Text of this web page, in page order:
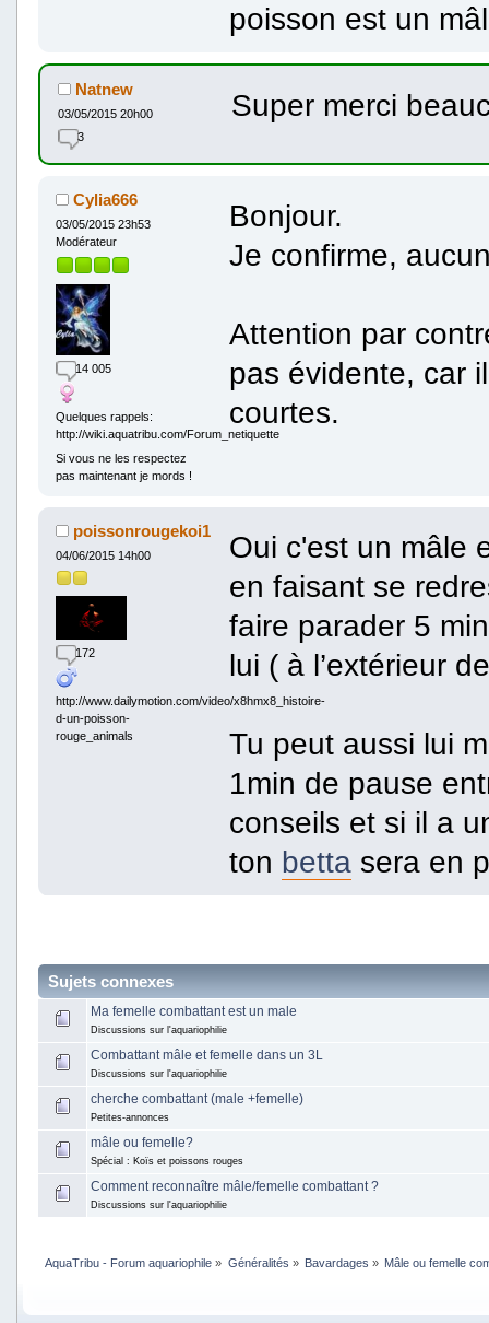
poisson est un
Natnew
03/05/2015 20h00
3
Super merci
Cylia666
03/05/2015 23h53
Modérateur
14 005
Quelques rappels:
http://wiki.aquatribu.com/Forum_netiquette
Si vous ne les respectez
pas maintenant je mords !
Bonjour.
Je confirme,
Attention par
pas évidente, car
courtes.
poissonrougekoi1
04/06/2015 14h00
172
http://www.dailymotion.com/video/x8hmx8_histoire-
d-un-poisson-
rouge_animals
Oui c'est un mâle
en faisant se
faire parader 5
lui ( à l’extérieur
Tu peut aussi lui
1min de pause
conseils et si il a
ton bettasera en
Sujets connexes
Ma femelle combattant est un male
Discussions sur l'aquariophilie
Combattant mâle et femelle dans un 3L
Discussions sur l'aquariophilie
cherche combattant (male +femelle)
Petites-annonces
mâle ou femelle?
Spécial : Koïs et poissons rouges
Comment reconnaître mâle/femelle combattant ?
Discussions sur l'aquariophilie
AquaTribu - Forum aquariophile » Généralités » Bavardages » Mâle ou femelle